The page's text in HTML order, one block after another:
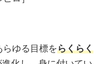
ゆる目標をらくらく